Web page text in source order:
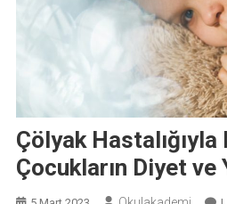
Çölyak Hastalığıyla
Çocukların Diyet ve